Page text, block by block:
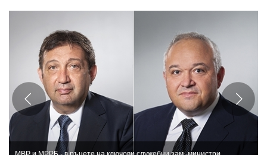
МВР и МРРБ - в ръцете на ключови служебни зам.-министри